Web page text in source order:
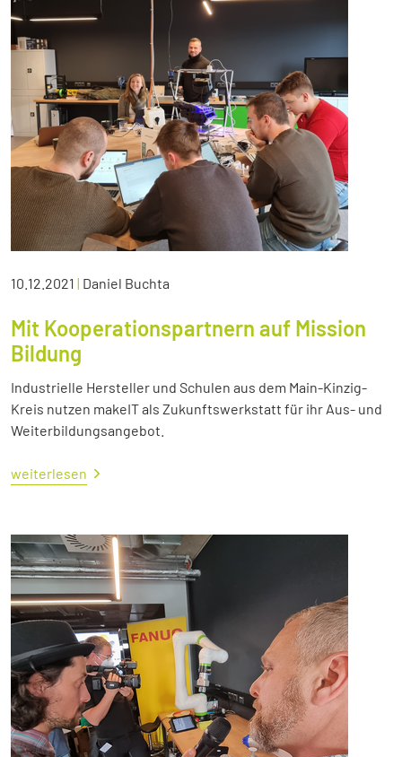
10.12.2021 | Daniel Buchta
Mit Kooperationspartnern auf Mission
Bildung
Industrielle Hersteller und Schulen aus dem Main-Kinzig-
Kreis nutzen makeIT als Zukunftswerkstatt für ihr Aus- und
Weiterbildungsangebot.
weiterlesen